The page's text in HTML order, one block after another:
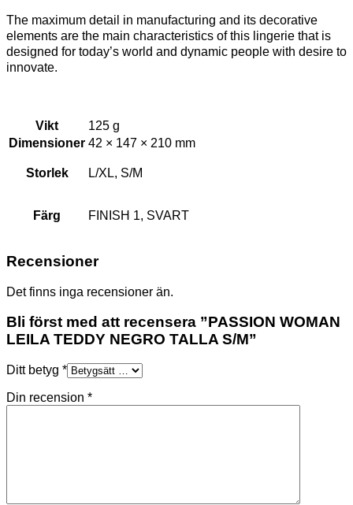
The maximum detail in manufacturing and its decorative
elements are the main characteristics of this lingerie that is
designed for today’s world and dynamic people with desire to
innovate.
Vikt
125 g
Dimensioner 42 × 147 × 210 mm
Storlek L/XL, S/M
Färg FINISH 1, SVART
Recensioner
Det finns inga recensioner än.
Bli först med att recensera ”PASSION WOMAN
LEILA TEDDY NEGRO TALLA S/M”
Ditt betyg *
Din recension *